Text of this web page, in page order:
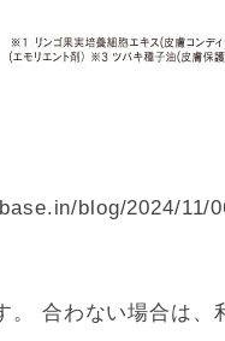
blog/2024/11/
合わない場合は、